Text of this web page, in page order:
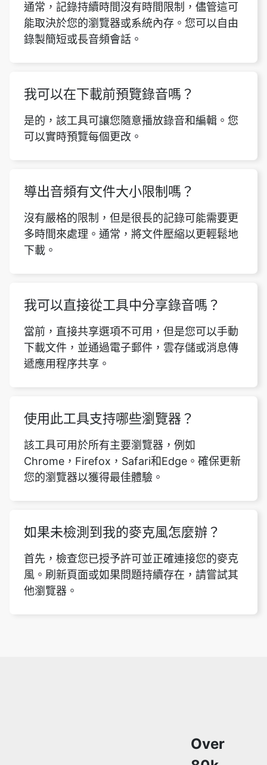
通常，記錄持續時間沒有時間限制，儘管這可
能取決於您的瀏覽器或系統內存。您可以自由
錄製簡短或長音頻會話。
我可以在下載前預覽錄音嗎？
是的，該工具可讓您隨意播放錄音和編輯。您
可以實時預覽每個更改。
導出音頻有文件大小限制嗎？
沒有嚴格的限制，但是很長的記錄可能需要更
多時間來處理。通常，將文件壓縮以更輕鬆地
下載。
我可以直接從工具中分享錄音嗎？
當前，直接共享選項不可用，但是您可以手動
下載文件，並通過電子郵件，雲存儲或消息傳
遞應用程序共享。
使用此工具支持哪些瀏覽器？
該工具可用於所有主要瀏覽器，例如
Chrome，Firefox，Safari和Edge。確保更新
您的瀏覽器以獲得最佳體驗。
如果未檢測到我的麥克風怎麼辦？
首先，檢查您已授予許可並正確連接您的麥克
風。刷新頁面或如果問題持續存在，請嘗試其
他瀏覽器。
Over